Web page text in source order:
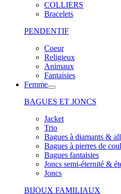
COLLIERS
Bracelets
PENDENTIF
Coeur
Religieux
Animaux
Fantaisies
Femme
BAGUES ET JONCS
Jacket
Trio
Bagues à diamants &
Bagues à pierres de
Bagues fantaisies
Joncs semi-éternité &
Joncs
BIJOUX FAMILIAUX